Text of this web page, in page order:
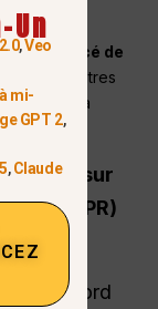
annoncé de
ou d'autres
dépendra
sur
(GDPR)
du Nord
Un
,Veo
mi-
GPT 2,
,Claude